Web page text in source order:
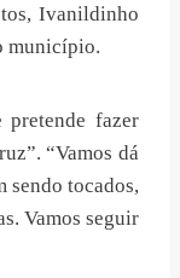
Ivanildinho
município.
fazer
“Vamos dá
sendo tocados,
Vamos seguir